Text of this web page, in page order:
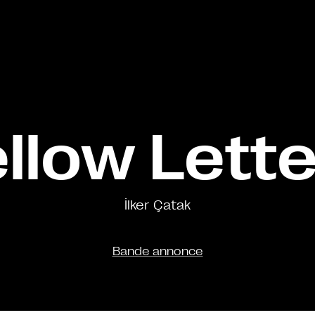
İlker Çatak
Bande annonce